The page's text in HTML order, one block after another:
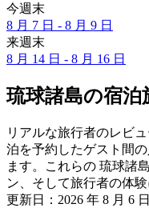
今週末
8 月 7 日 - 8 月 9 日
来週末
8 月 14 日 - 8 月 16 日
琉球諸島の宿泊
リアルな旅行者のレビ
泊を予約したゲスト間
ます。これらの 琉球諸
ン、そして旅行者の体
更新日： 2026 年 8 月 6 日